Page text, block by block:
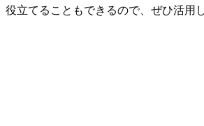
役立てることもできるので、ぜひ活用